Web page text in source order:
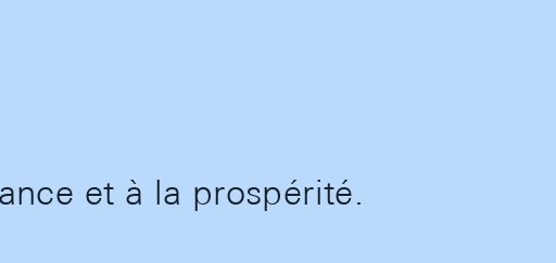
et à la prospérité.